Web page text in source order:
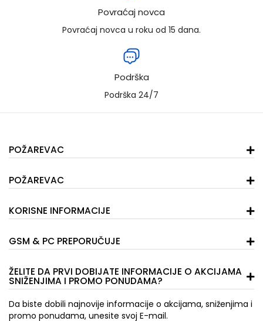
Povraćaj novca
Povraćaj novca u roku od 15 dana.
Podrška
Podrška 24/7
POŽAREVAC
POŽAREVAC
KORISNE INFORMACIJE
GSM & PC PREPORUČUJE
ŽELITE DA PRVI DOBIJATE INFORMACIJE O AKCIJAMA
SNIŽENJIMA I PROMO PONUDAMA?
Da biste dobili najnovije informacije o akcijama, sniženjima i
promo ponudama, unesite svoj E-mail.